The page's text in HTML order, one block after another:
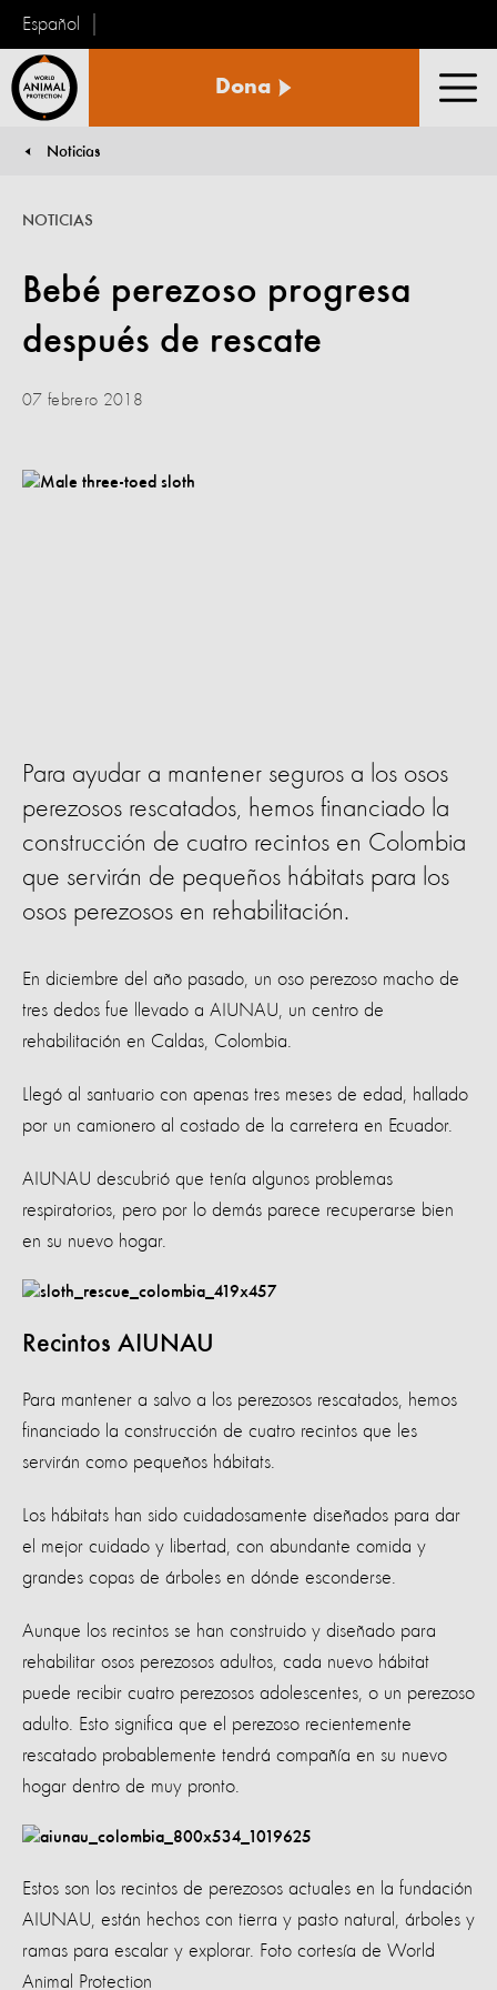
Español
Animal
Dona
Noticias
Bebé perezoso progresa
después de rescate
NOTICIAS
07 febrero 2018
Para ayudar a mantener seguros a los osos
perezosos rescatados, hemos financiado la
construcción de cuatro recintos en Colombia
que servirán de pequeños hábitats para los
osos perezosos en rehabilitación.
En diciembre del año pasado, un oso perezoso macho de
tres dedos fue llevado a AIUNAU, un centro de
rehabilitación en Caldas, Colombia.
Llegó al santuario con apenas tres meses de edad, hallado
por un camionero al costado de la carretera en Ecuador.
AIUNAU descubrió que tenía algunos problemas
respiratorios, pero por lo demás parece recuperarse bien
en su nuevo hogar.
Recintos AIUNAU
Para mantener a salvo a los perezosos rescatados, hemos
financiado la construcción de cuatro recintos que les
servirán como pequeños hábitats.
Los hábitats han sido cuidadosamente diseñados para dar
el mejor cuidado y libertad, con abundante comida y
grandes copas de árboles en dónde esconderse.
Aunque los recintos se han construido y diseñado para
rehabilitar osos perezosos adultos, cada nuevo hábitat
puede recibir cuatro perezosos adolescentes, o un perezoso
adulto. Esto significa que el perezoso recientemente
rescatado probablemente tendrá compañía en su nuevo
hogar dentro de muy pronto.
Estos son los recintos de perezosos actuales en la fundación
AIUNAU, están hechos con tierra y pasto natural, árboles y
ramas para escalar y explorar. Foto cortesía de World
Animal Protection